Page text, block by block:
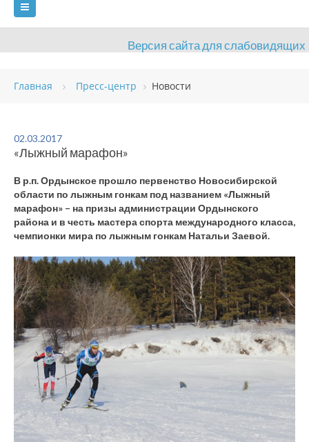
Версия сайта для слабовидящих
ГЛАВНАЯ
ВИДЫ СПОРТА
ОЦЕНКА КАЧЕСТВА ОБРАЗОВАНИЯ ВАКАНСИИ
ПЛАТНЫЕ УСЛУГИ КОНТАКТЫ
Главная Пресс-центр Новости
02.03.2017
«Лыжный марафон»
В р.п. Ордынское прошло первенство Новосибирской
области по лыжным гонкам под названием «Лыжный
марафон» – на призы администрации Ордынского
района и в честь мастера спорта международного класса,
чемпионки мира по лыжным гонкам Натальи Заевой.